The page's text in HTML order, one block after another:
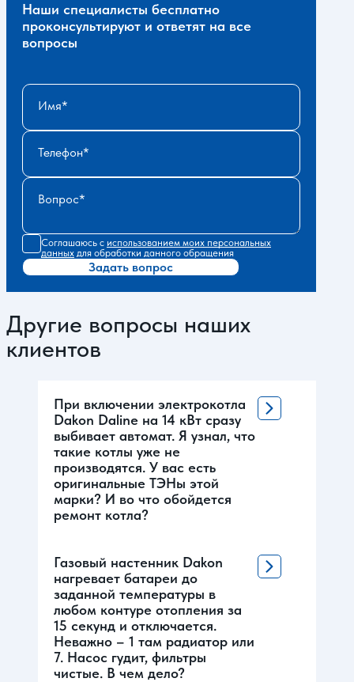
Наши специалисты бесплатно
проконсультируют и ответят на все
вопросы
Имя
Телефон
Вопрос
Соглашаюсь с использованием моих персональных
данных для обработки данного обращения
Задать вопрос
Другие вопросы наших
клиентов
При включении электрокотла
Dakon Daline на 14 кВт сразу
выбивает автомат. Я узнал, что
такие котлы уже не
производятся. У вас есть
оригинальные ТЭНы этой
марки? И во что обойдется
ремонт котла?
Газовый настенник Dakon
нагревает батареи до
заданной температуры в
любом контуре отопления за
15 секунд и отключается.
Неважно – 1 там радиатор или
7. Насос гудит, фильтры
чистые. В чем дело?